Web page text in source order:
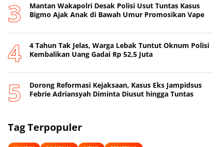
Mantan Wakapolri Desak Polisi Usut Tuntas Kasus
Bigmo Ajak Anak di Bawah Umur Promosikan Vape
4 Tahun Tak Jelas, Warga Lebak Tuntut Oknum Polisi
Kembalikan Uang Gadai Rp 52,5 Juta
Dorong Reformasi Kejaksaan, Kasus Eks Jampidsus
Febrie Adriansyah Diminta Diusut hingga Tuntas
Tag Terpopuler